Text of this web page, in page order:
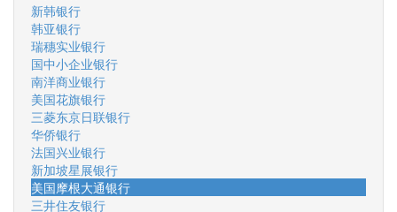
新韩银行
韩亚银行
瑞穗实业银行
国中小企业银行
南洋商业银行
美国花旗银行
三菱东京日联银行
华侨银行
法国兴业银行
新加坡星展银行
美国摩根大通银行
三井住友银行